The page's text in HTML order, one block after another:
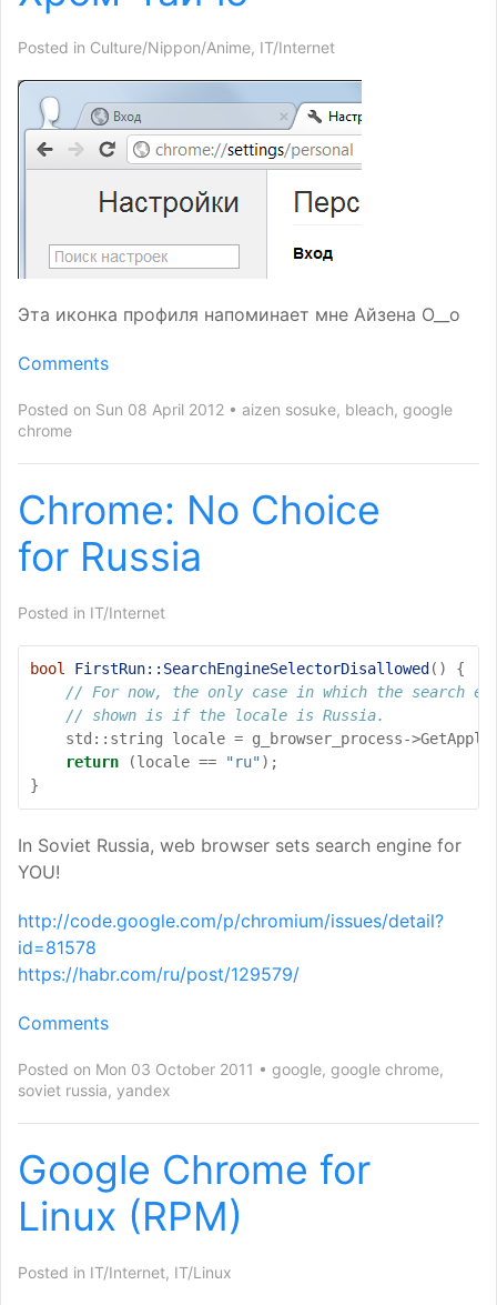
Posted in Culture/Nippon/Anime, IT/Internet
Эта иконка профиля напоминает мне Айзена О__о
Comments
Posted on Sun 08 April 2012 aizen sosuke, bleach, google
chrome
Chrome: No Choice
for Russia
Posted in IT/Internet
bool FirstRun::SearchEngineSelectorDisallowed ()
{
// For now, the only case in which the search
// shown is if the locale is Russia.
std :: string locale = g_browser_process->
return
(locale == "ru");
}
In Soviet Russia, web browser sets search engine for
YOU!
http://code.google.com/p/chromium/issues/detail?
id=81578
https://habr.com/ru/post/129579/
Comments
Posted on Mon 03 October 2011 google, google chrome,
soviet russia, yandex
Google Chrome for
Linux (RPM)
Posted in IT/Internet, IT/Linux